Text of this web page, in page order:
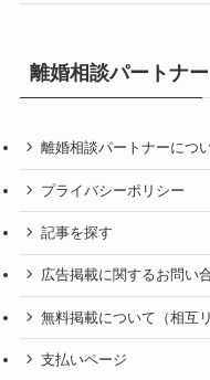
離婚相談パートナー
離婚相談パートナーにつ
プライバシーポリシー
記事を探す
広告掲載に関するお問い
無料掲載について（相互
支払いページ